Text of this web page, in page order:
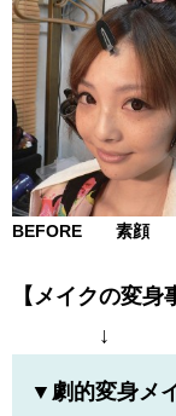
BEFORE 素顔
【メイクの変身
↓
▼劇的変身メ